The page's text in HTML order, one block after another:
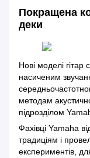
Покращена
деки
Нові моделі гітар
насиченим
методам
підрозділом
Фахівці Yamaha
традиціям і
експериментів,